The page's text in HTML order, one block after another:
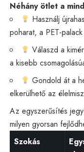
Néhány ötlet a
Használj
poharat, a PET-
Válaszd a
a kisebb
Gondold át a
elkerülhető az
Az egyszerűsítés
milyen gyorsan
Szokás